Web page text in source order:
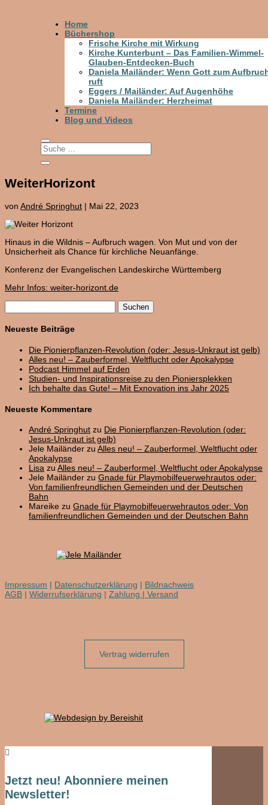
Home
Büchershop
Frische Kirche mit Wirkung
Kirche Kunterbunt – Das Familien-Wimmel-
Glauben-Entdecken-Buch
Daniela Mailänder: Wenn Gott zum
ruft
Eggers / Mailänder: Auf Augenhöhe
Daniela Mailänder: Herzheimat
Termine
Blog und Videos
WeiterHorizont
von André Springhut | Mai 22, 2023
Hinaus in die Wildnis – Aufbruch wagen. Von Mut und von der
Unsicherheit als Chance für kirchliche Neuanfänge.
Konferenz der Evangelischen Landeskirche Württemberg
Mehr Infos: weiter-horizont.de
nach:
Neueste Beiträge
Die Pionierpflanzen-Revolution (oder: Jesus-Unkraut ist gelb)
Alles neu! – Zauberformel, Weltflucht oder Apokalypse
Podcast Himmel auf Erden
Studien- und Inspirationsreise zu den Pioniersplekken
Ich behalte das Gute! – Mit Exnovation ins Jahr 2025
Neueste Kommentare
André Springhut zu Die Pionierpflanzen-Revolution (oder:
Jesus-Unkraut ist gelb)
Jele Mailänder zu Alles neu! – Zauberformel, Weltflucht oder
Apokalypse
Lisa zu Alles neu! – Zauberformel, Weltflucht oder Apokalypse
Jele Mailänder zu Gnade für Playmobilfeuerwehrautos oder:
Von familienfreundlichen Gemeinden und der Deutschen
Bahn
Mareike zu Gnade für Playmobilfeuerwehrautos oder: Von
familienfreundlichen Gemeinden und der Deutschen Bahn
Impressum | Datenschutzerklärung | Bildnachweis
AGB | Widerrufserklärung | Zahlung | Versand
Vertrag widerrufen

Jetzt neu! Abonniere meinen
Newsletter!